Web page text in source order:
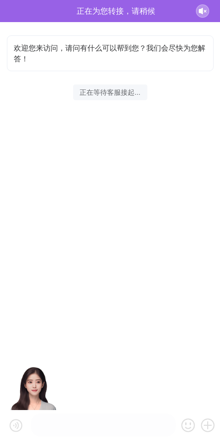
正在为您转接，请稍候
欢迎您来访问，请问有什么可以帮到您？我们会尽快为您解
答！
正在等待客服接起...